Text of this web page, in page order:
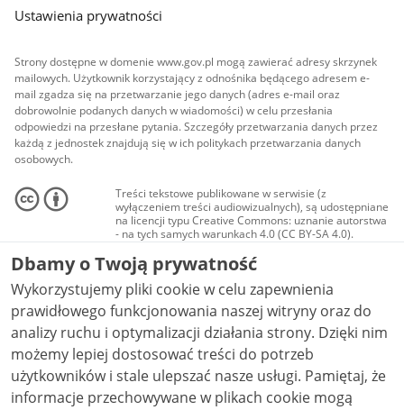
Ustawienia prywatności
Strony dostępne w domenie www.gov.pl mogą zawierać adresy skrzynek
mailowych. Użytkownik korzystający z odnośnika będącego adresem e-
mail zgadza się na przetwarzanie jego danych (adres e-mail oraz
dobrowolnie podanych danych w wiadomości) w celu przesłania
odpowiedzi na przesłane pytania. Szczegóły przetwarzania danych przez
każdą z jednostek znajdują się w ich politykach przetwarzania danych
osobowych.
Treści tekstowe publikowane w serwisie (z
wyłączeniem treści audiowizualnych), są udostępniane
na licencji typu Creative Commons: uznanie autorstwa
- na tych samych warunkach 4.0 (CC BY-SA 4.0).
Materiały audiowizualne, w tym zdjęcia, materiały
audio i wideo, są udostępniane na licencji typu
Creative Commons: uznanie autorstwa użycie
niekomercyjne - bez utworów zależnych 4.0 (CC BY-
NC-ND 4.0), o ile nie jest to stwierdzone inaczej.
Dbamy o Twoją prywatność
Wykorzystujemy pliki cookie w celu zapewnienia
prawidłowego funkcjonowania naszej witryny oraz do
analizy ruchu i optymalizacji działania strony. Dzięki nim
możemy lepiej dostosować treści do potrzeb
użytkowników i stale ulepszać nasze usługi. Pamiętaj, że
informacje przechowywane w plikach cookie mogą